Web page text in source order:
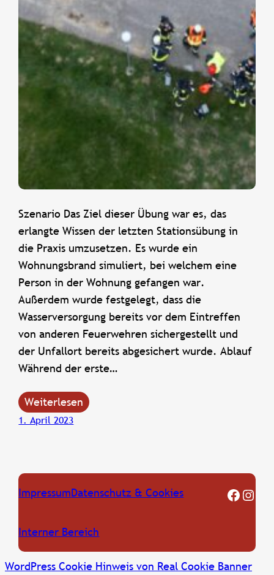
Szenario Das Ziel dieser Übung war es, das
erlangte Wissen der letzten Stationsübung in
die Praxis umzusetzen. Es wurde ein
Wohnungsbrand simuliert, bei welchem eine
Person in der Wohnung gefangen war.
Außerdem wurde festgelegt, dass die
Wasserversorgung bereits vor dem Eintreffen
von anderen Feuerwehren sichergestellt und
der Unfallort bereits abgesichert wurde. Ablauf
Während der erste…
Weiterlesen
1. April 2023
ImpressumDatenschutz & Cookies
Interner Bereich
FF Oberkreuzstetten Facebook Seite Instagram
WordPress Cookie Hinweis von Real Cookie Banner